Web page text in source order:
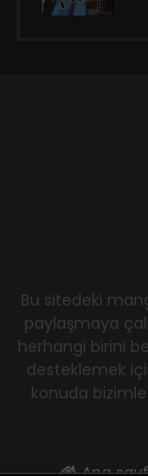
Bu sitedeki
paylaşmaya
herhangi birini
desteklemek
konuda